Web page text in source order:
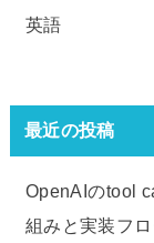
英語
最近の投稿
OpenAIのtool
組みと実装フ